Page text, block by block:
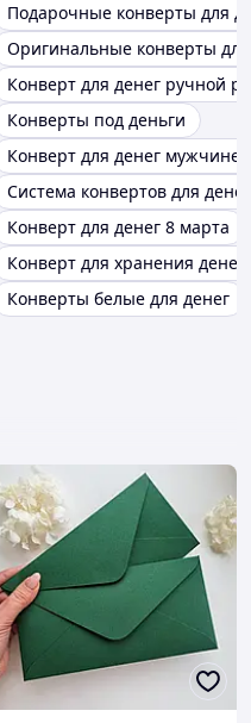
Подарочные конверты для
Оригинальные конверты для
Конверт для денег ручной
Конверты под деньги
Конверт для денег мужчине
Система конвертов для денег
Конверт для денег 8 марта
Конверт для хранения денег
Конверты белые для денег